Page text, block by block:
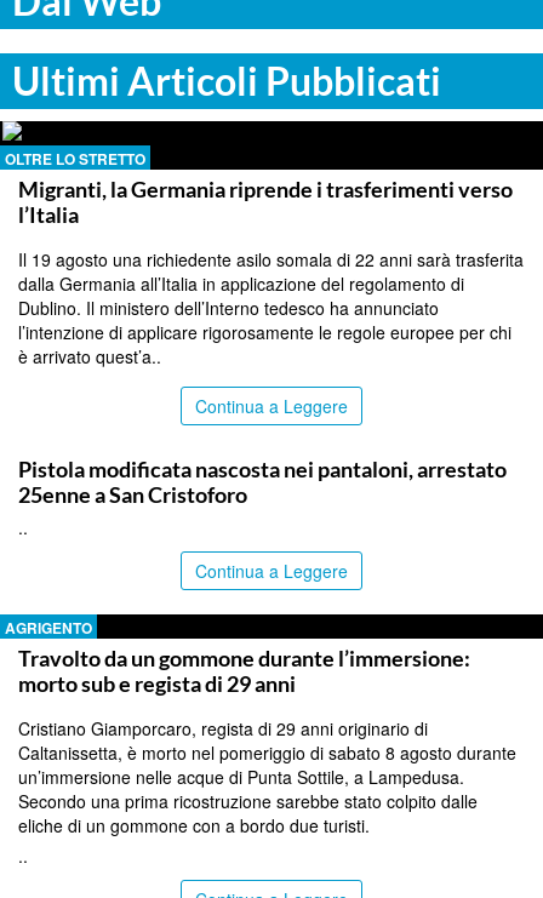
Ultimi Articoli Pubblicati
OLTRE LO STRETTO
Migranti, la Germania riprende i trasferimenti verso
l’Italia
Il 19 agosto una richiedente asilo somala di 22 anni sarà trasferita
dalla Germania all’Italia in applicazione del regolamento di
Dublino. Il ministero dell’Interno tedesco ha annunciato
l’intenzione di applicare rigorosamente le regole europee per chi
è arrivato quest’a..
Continua a Leggere
Pistola modificata nascosta nei pantaloni, arrestato
25enne a San Cristoforo
..
Continua a Leggere
AGRIGENTO
Travolto da un gommone durante l’immersione:
morto sub e regista di 29 anni
Cristiano Giamporcaro, regista di 29 anni originario di
Caltanissetta, è morto nel pomeriggio di sabato 8 agosto durante
un’immersione nelle acque di Punta Sottile, a Lampedusa.
Secondo una prima ricostruzione sarebbe stato colpito dalle
eliche di un gommone con a bordo due turisti.
..